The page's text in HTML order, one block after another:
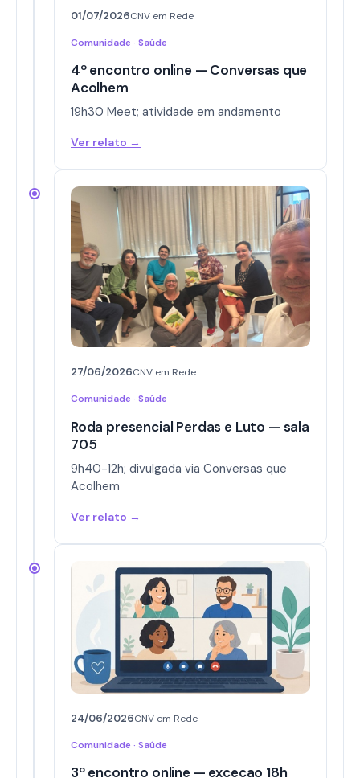
01/07/2026CNV em Rede
Comunidade · Saúde
4º encontro online — Conversas que
Acolhem
19h30 Meet; atividade em andamento
Ver relato →
27/06/2026CNV em Rede
Comunidade · Saúde
Roda presencial Perdas e Luto — sala
705
9h40-12h; divulgada via Conversas que
Acolhem
Ver relato →
24/06/2026CNV em Rede
Comunidade · Saúde
3º encontro online — excecao 18h